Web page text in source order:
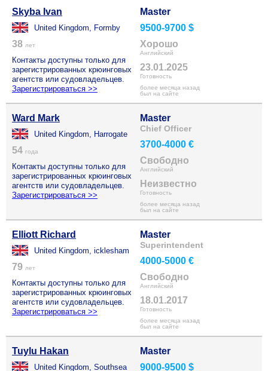
Skyba Ivan
United Kingdom, Formby
38 лет
Контакты доступны только для
зарегистрированных крюинговых
агентств или судовладельцев.
Зарегистрироваться >>
Master
9500-9700 $
Хорошо
Английский
23.01.2025
Готовность
более месяца назад
был на сайте
Ward Mark
United Kingdom, Harrogate
54 года
Контакты доступны только для
зарегистрированных крюинговых
агентств или судовладельцев.
Зарегистрироваться >>
Master
Chief Officer
3700-4000 €
Свободно
Английский
Неизвестно
Готовность
более месяца назад
был на сайте
Elliott Richard
United Kingdom, icklesham
79 лет
Контакты доступны только для
зарегистрированных крюинговых
агентств или судовладельцев.
Зарегистрироваться >>
Master
Superintendent
4000-5000 €
Свободно
Английский
18.01.2017
Готовность
более месяца назад
был на сайте
Tuylu Hakan
United Kingdom, Southsea
Master
9000-9500 $